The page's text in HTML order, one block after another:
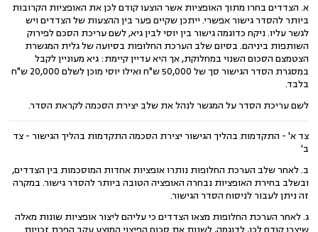
א. הצדדים בחרו מתוך האופציות אשר הוצעו קודם לכן את האופציות הקרובות
ביותר להסדר גישור אפשרי. ייתכן שקיים פער בין ההצעות של הצדדים ויש
לגשר עליו. ניקח כדוגמה גישור בין יוסי לבין גיא, לשם עריכת הסכם לפירוק
השותפות ביניהם. בסיום שלב הערכת החלופות בסיועה של גלית המגשרת
הצטמצם הסכום השנוי במחלוקת, אך היא עדיין קיימת: גיא מעוניין לקבל
במסגרת הסדר הגישור סך של 50,000 ש"ח ואילו יוסי מוכן לשלם 20,000 ש"ח
בלבד.
לשם עריכת הסדר על המגשר לנהל את שלב יצירת הסכמה לקראת הסדר.
צד א' - התקדמות בהליך הגישור יצירת הסכמה התקדמות בהליך הגישור - צד
ב'
ב. לאחר שלב הערכת החלופות נותרו אופציות אחדות המוסכמות בין הצדדים,
ובשלב בחירת האופציות נבחרה האופציה הטובה ביותר להסדר גישור. במקרה
זה ניתן לעבור לניסוח הסדר הגישור.
ג. לאחר הערכת החלופות מצאו הצדדים כי עליהם ליצור אופציות שונות מאלה